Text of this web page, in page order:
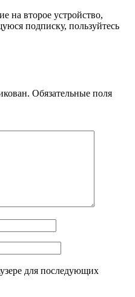
на второе устройство,
подписку, пользуйтесь
Обязательные поля
для последующих